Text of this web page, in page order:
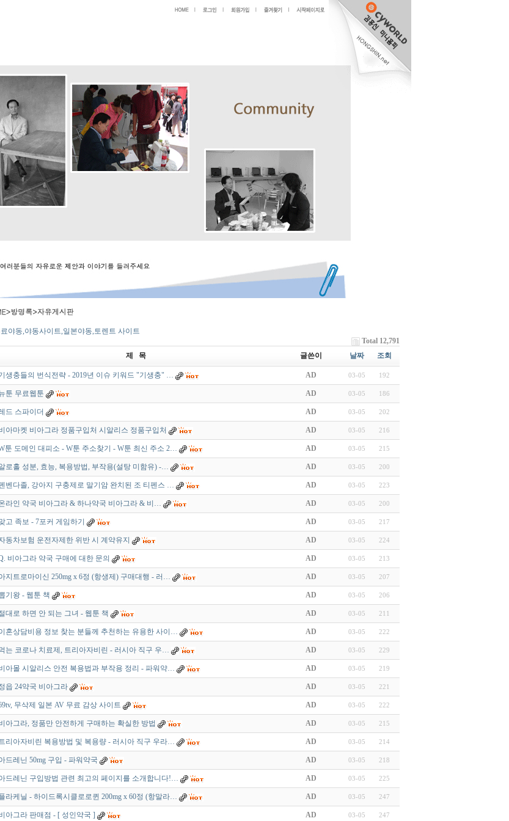
Total 12,791
제 목 글쓴이 날짜 조회
생충들의 번식전략 - 2019년 이슈 키워드 "기생충" … AD 03-05 192
툰 무료웹툰 AD 03-05 186
드 스파이더 AD 03-05 202
아마켓 비아그라 정품구입처 시알리스 정품구입처 AD 03-05 216
툰 도메인 대피소 - W툰 주소찾기 - W툰 최신 주소 2… AD 03-05 215
로홀 성분, 효능, 복용방법, 부작용(설탕 미함유) -… AD 03-05 200
벤다졸, 강아지 구충제로 말기암 완치된 조 티펜스 … AD 03-05 223
라인 약국 비­아그라 & 하나약국 비­아그라 & 비… AD 03-05 200
고 족보 - 7포커 게임하기 AD 03-05 217
동차보험 운전자제한 위반 시 계약유지 AD 03-05 224
비아그라 약국 구매에 대한 문의 AD 03-05 213
지트로마이신 250mg x 6정 (항생제) 구매대행 - 러… AD 03-05 207
기왕 - 웹툰 책 AD 03-05 206
대로 하면 안 되는 그녀 - 웹툰 책 AD 03-05 211
혼상담비용 정보 찾는 분들께 추천하는 유용한 사이… AD 03-05 222
는 코로나 치료제, 트리아자비린 - 러시아 직구 우… AD 03-05 229
아몰 시알리스 안전 복용법과 부작용 정리 - 파워약… AD 03-05 219
읍 24약국 비아그라 AD 03-05 221
무삭제 일본 AV 무료 감상 사이트 AD 03-05 222
아그라, 정품만 안전하게 구매하는 확실한 방법 AD 03-05 215
리아자비린 복용방법 및 복용량 - 러시아 직구 우라… AD 03-05 214
드레닌 50mg 구입 - 파워약국 AD 03-05 218
드레닌 구입방법 관련 최고의 페이지를 소개합니다!… AD 03-05 225
라케닐 - 하이드록시클로로퀸 200mg x 60정 (항말라… AD 03-05 247
아그라 판매점 - [ 성인약국 ] AD 03-05 247